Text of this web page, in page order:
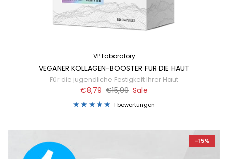
VP Laboratory
VEGANER KOLLAGEN-BOOSTER FÜR DIE HAUT
Für die jugendliche Festigkeit Ihrer Haut
€8,79 €15,99 Sale
1 bewertungen
-15%